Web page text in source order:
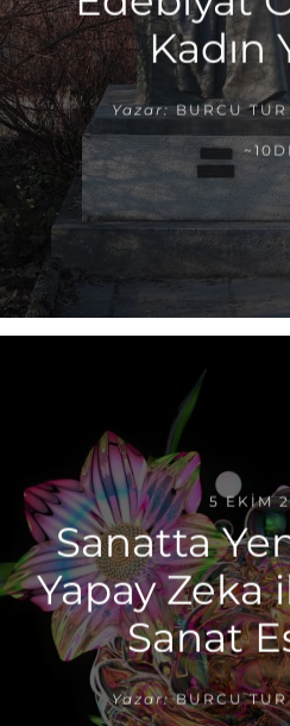
Kadın
Yazar: BURCU
5 EKIM
Sanatta
Yapay Zeka
Sanat
Yazar: BURCU